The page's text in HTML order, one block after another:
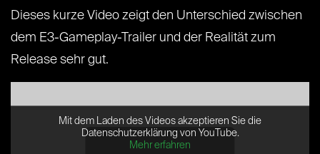
Dieses kurze Video zeigt den Unterschied zwischen
dem E3-Gameplay-Trailer und der Realität zum
Release sehr gut.
Mit dem Laden des Videos akzeptieren Sie die
Datenschutzerklärung von YouTube.
Mehr erfahren